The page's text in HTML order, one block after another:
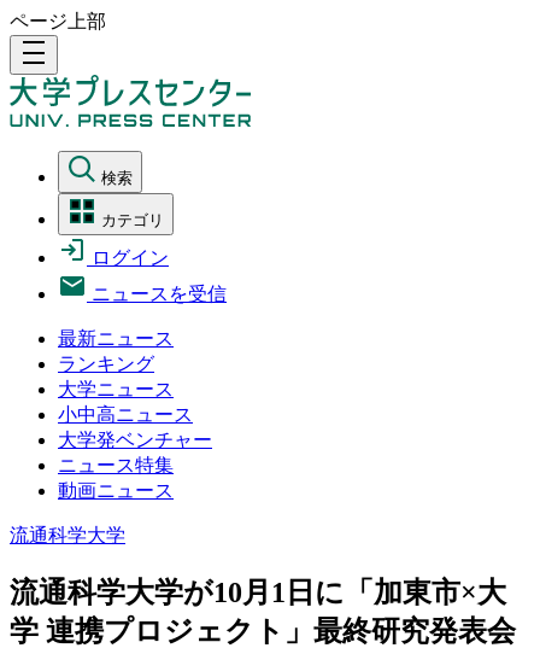
ページ上部
density_medium
検索
カテゴリ
ログイン
ニュースを受信
最新ニュース
ランキング
大学ニュース
小中高ニュース
大学発ベンチャー
ニュース特集
動画ニュース
流通科学大学
流通科学大学が10月1日に「加東市×大
学 連携プロジェクト」最終研究発表会